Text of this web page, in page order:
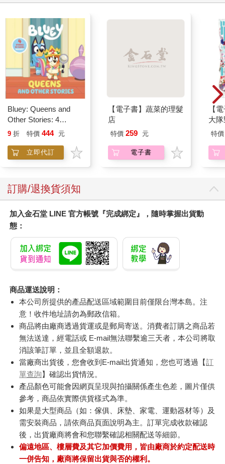
Bluey: Queens and
Other Stories: 4
Stories in 1 Book.
9 折 特價 444 元
立即代訂
【電子書】蔬菜的理髮
店
特價 259 元
電子書
【
大
特價
訂購/退換貨須知
加入金石堂 LINE 官方帳號『完成綁定』，隨時掌握出貨動
態：
商品運送說明：
本公司所提供的產品配送區域範圍目前僅限台灣本島。注
意！收件地址請勿為郵政信箱。
商品將由廠商透過貨運或是郵局寄送。消費者訂購之商品若
無法送達，經電話或 E-mail無法聯繫逾三天者，本公司將取
消該筆訂單，並且全額退款。
當廠商出貨後，您會收到E-mail出貨通知，您也可透過【訂
單查詢】確認出貨情況。
產品顏色可能會因網頁呈現與拍攝關係產生色差，圖片僅供
參考，商品依實際供貨樣式為準。
如果是大型商品（如：傢俱、床墊、家電、運動器材等）及
需安裝商品，請依商品頁面說明為主。訂單完成收款確認
後，出貨廠商將會和您聯繫確認相關配送等細節。
偏遠地區、樓層費及其它加價費用，皆由廠商於約定配送時
一併告知，廠商將保留出貨與否的權利。